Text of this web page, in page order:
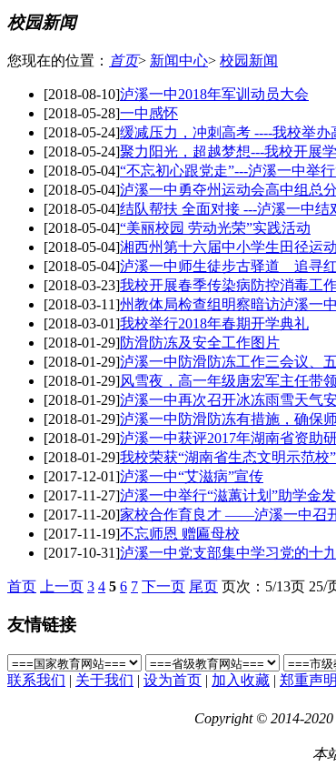
校园新闻
您现在的位置： 首页> 新闻中心> 校园新闻
[2018-08-10]泸溪一中2018年军训动员大会
[2018-05-28]一中感怀
[2018-05-24]缓减压力，冲刺高考 ----我校举
[2018-05-24]聚力阳光，超越梦想---我校开展
[2018-05-04]“不忘初心跟党走”---泸溪一中举
[2018-05-04]泸溪一中勇夺州运动会高中组总
[2018-05-04]结队帮扶 全面对接 ---泸溪一中结
[2018-05-04]“美丽校园 劳动光荣”实践活动
[2018-05-04]湘西州第十六届中小学生田径运
[2018-05-04]泸溪一中师生徒步古驿道 追寻
[2018-03-23]我校开展春季传染病防控消毒工
[2018-03-11]州教体局检查组明察暗访泸溪一中
[2018-03-01]我校举行2018年春期开学典礼
[2018-01-29]防滑防冻及安全工作图片
[2018-01-29]泸溪一中防滑防冻工作三会议、
[2018-01-29]风雪夜，高一年级唐宏军主任带
[2018-01-29]泸溪一中再次召开冰冻雨雪天气
[2018-01-29]泸溪一中防滑防冻有措施，确保
[2018-01-29]泸溪一中获评2017年湖南省资助
[2018-01-29]我校荣获“湖南省生态文明示范校
[2017-12-01]泸溪一中“艾滋病”宣传
[2017-11-27]泸溪一中举行“滋蕙计划”助学金
[2017-11-20]家校合作育良才 ——泸溪一中召
[2017-11-19]不忘师恩 赠匾母校
[2017-10-31]泸溪一中党支部集中学习党的十
首页 上一页 3 4 5 6 7 下一页 尾页 页次：5/13页 25/
友情链接
联系我们 | 关于我们 | 设为首页 | 加入收藏 | 郑重声明
Copyright © 2014-2020
本